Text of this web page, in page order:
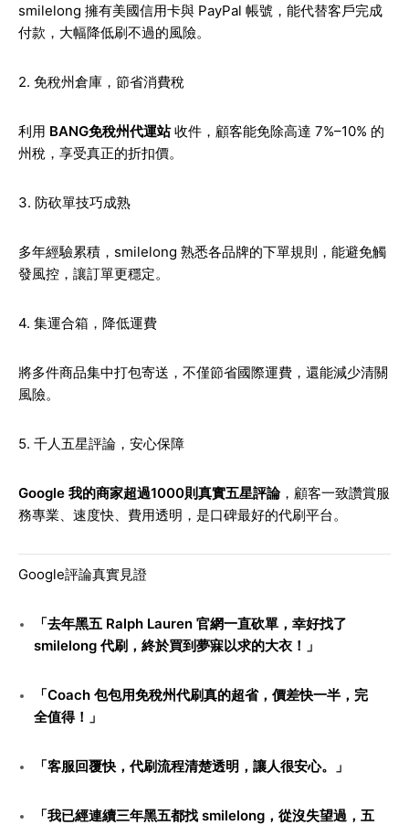
smilelong 擁有美國信用卡與 PayPal 帳號，能代替客戶完成
付款，大幅降低刷不過的風險。
2. 免稅州倉庫，節省消費稅
利用 BANG免稅州代運站收件，顧客能免除高達 7%–10% 的
州稅，享受真正的折扣價。
3. 防砍單技巧成熟
多年經驗累積，smilelong 熟悉各品牌的下單規則，能避免觸
發風控，讓訂單更穩定。
4. 集運合箱，降低運費
將多件商品集中打包寄送，不僅節省國際運費，還能減少清關
風險。
5. 千人五星評論，安心保障
Google 我的商家超過1000則真實五星評論，顧客一致讚賞服
務專業、速度快、費用透明，是口碑最好的代刷平台。
Google評論真實見證
「去年黑五 Ralph Lauren 官網一直砍單，幸好找了
smilelong 代刷，終於買到夢寐以求的大衣！」
「Coach 包包用免稅州代刷真的超省，價差快一半，完
全值得！」
「客服回覆快，代刷流程清楚透明，讓人很安心。」
「我已經連續三年黑五都找 smilelong，從沒失望過，五